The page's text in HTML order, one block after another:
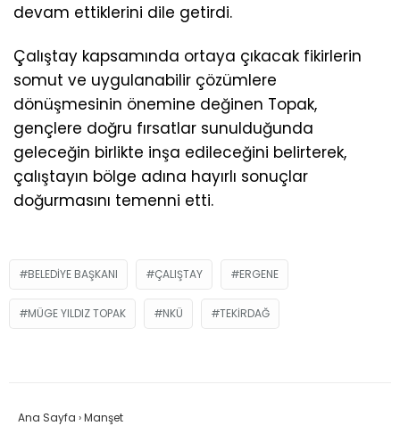
devam ettiklerini dile getirdi.
Çalıştay kapsamında ortaya çıkacak fikirlerin
somut ve uygulanabilir çözümlere
dönüşmesinin önemine değinen Topak,
gençlere doğru fırsatlar sunulduğunda
geleceğin birlikte inşa edileceğini belirterek,
çalıştayın bölge adına hayırlı sonuçlar
doğurmasını temenni etti.
BELEDIYE BAŞKANI ÇALIŞTAY ERGENE
MÜGE YILDIZ TOPAK NKÜ TEKIRDAĞ
Ana Sayfa ›Manşet